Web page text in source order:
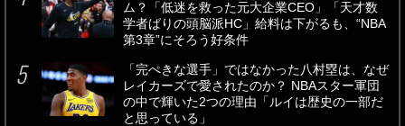
ム？「低迷を救った元大企業CEO」「天才数
学者ばりの頭脳派HC」給料は下がるも、“NBA
第3章”にそろう好条件
「完ぺきな選手」ではなかった八村塁は、なぜ
レイカーズで愛されたのか？ NBAスター軍団
の中で輝いた2つの理由「ルイは歴史の一部だ
と思っている」